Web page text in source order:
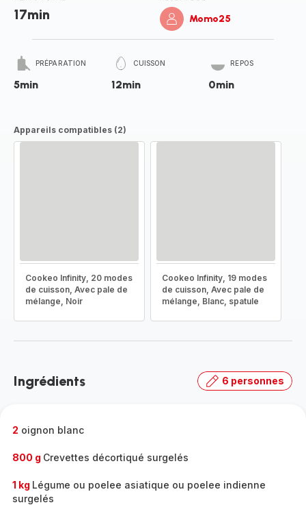
17min Momo25
PRÉPARATION
5min
CUISSON
12min
REPOS
0min
Appareils compatibles (2)
Cookeo Infinity, 20 modes
de cuisson, Avec pale de
mélange, Noir
Cookeo Infinity, 19 modes
de cuisson, Avec pale de
mélange, Blanc, spatule
Ingrédients 6 personnes
2 oignon blanc
800 g Crevettes décortiqué surgelés
1 kg Légume ou poelee asiatique ou poelee indienne
surgelés